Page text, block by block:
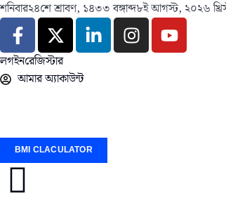
শনিবার২৪শে শ্রাবণ, ১৪৩৩ বঙ্গাব্দ৮ই আগস্ট, ২০২৬
লগইনরেজিস্টার
আমার অ্যাকাউন্ট
BMI CLACULATOR